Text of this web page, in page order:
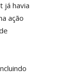
já havia
ação